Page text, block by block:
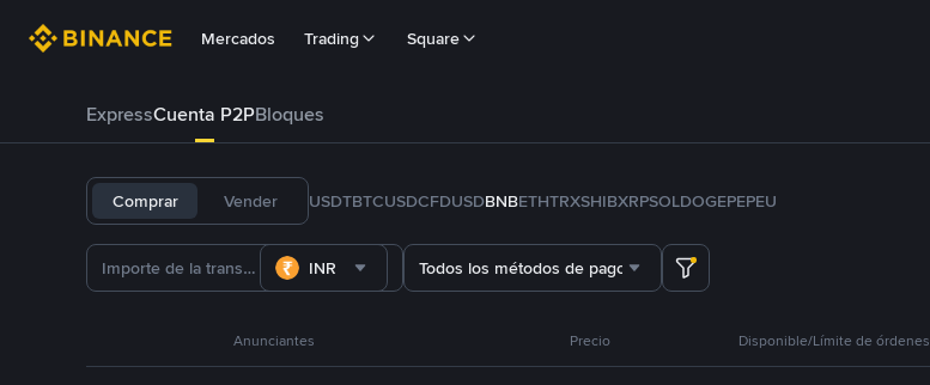
Mercados Trading Square
ExpressCuenta P2PBloques
Comprar Vender USDTBTCUSDCFDUSDBNBETHTRXSHIBXRPSOLDOGEPEPEU
INR Todos los métodos de pago
Anunciantes Precio Disponible/Límite de órdenes